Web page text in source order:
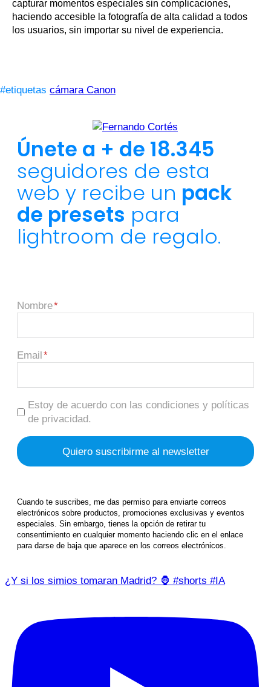
capturar momentos especiales sin complicaciones,
haciendo accesible la fotografía de alta calidad a todos
los usuarios, sin importar su nivel de experiencia.
#etiquetas cámara Canon
Únete a + de 18.345
seguidores de esta
web y recibe un pack
de presets para
lightroom de regalo.
Nombre
Email
Estoy de acuerdo con las condiciones y políticas
de privacidad.
Cuando te suscribes, me das permiso para enviarte correos
electrónicos sobre productos, promociones exclusivas y eventos
especiales. Sin embargo, tienes la opción de retirar tu
consentimiento en cualquier momento haciendo clic en el enlace
para darse de baja que aparece en los correos electrónicos.
¿Y si los simios tomaran Madrid? 🦍 #shorts #IA